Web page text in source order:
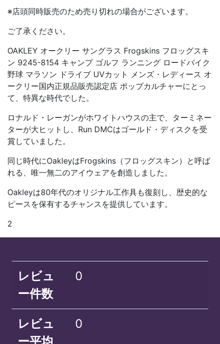
※店頭同時販売のため売り切れの場合がございます。
ご了承ください。
OAKLEY オークリー サングラス Frogskins フロッグスキ
ン 9245-8154 キャンプ ゴルフ ランニング ロードバイク
野球 マラソン ドライブ UVカット メンズ・レディース オ
ークリー国内正規品販売認定店 ポップカルチャーにとっ
て、特異な時代でした。
ロナルド・レーガンがホワイトハウスの主で、ターミネー
ターが大ヒットし、Run DMCはゴールド・ディスクを受
賞していました。
同じ時代にOakleyはFrogskins（フロッグスキン）と呼ば
れる、唯一無二のアイウェアを創造しました。
Oakleyは80年代のオリジナル工作具も復刻し、歴史的な
ピースを保有するチャンスを提供しています。
2
レビュ
ー件数
0
レビュ
0